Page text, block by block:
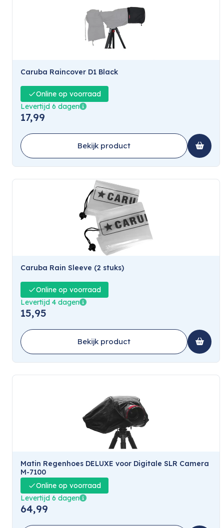
Caruba Raincover D1 Black
Online op voorraad
Levertijd 6 dagen
17,99
Bekijk product
Caruba Rain Sleeve (2 stuks)
Online op voorraad
Levertijd 4 dagen
15,95
Bekijk product
Matin Regenhoes DELUXE voor Digitale SLR Camera
M-7100
Online op voorraad
Levertijd 6 dagen
64,99